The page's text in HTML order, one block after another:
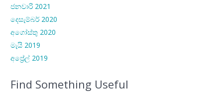
ජනවාරි 2021
දෙසැම්බර් 2020
අගෝස්තු 2020
මැයි 2019
අප්‍රේල් 2019
Find Something Useful